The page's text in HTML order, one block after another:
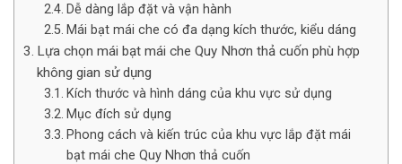
Dễ dàng lắp đặt và vận hành
Mái bạt mái che có đa dạng kích thước, kiểu dáng
Lựa chọn mái bạt mái che Quy Nhơn thả cuốn phù hợp
không gian sử dụng
Kích thước và hình dáng của khu vực sử dụng
Mục đích sử dụng
Phong cách và kiến trúc của khu vực lắp đặt mái
bạt mái che Quy Nhơn thả cuốn